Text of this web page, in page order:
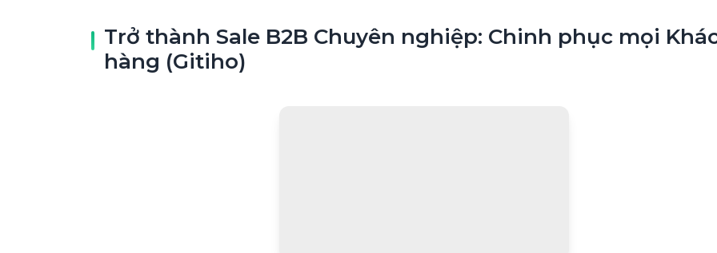
Trở thành Sale B2B Chuyên nghiệp: Chinh phục mọi
hàng (Gitiho)